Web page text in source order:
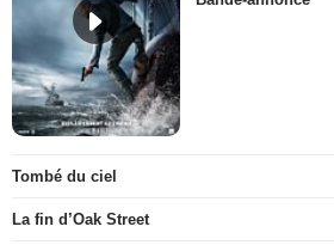
Tombé du ciel
La fin d’Oak Street